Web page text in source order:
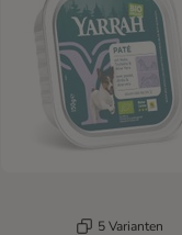
5 Varianten